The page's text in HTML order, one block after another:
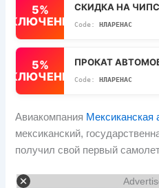
5%
СКИДКА НА
НЛАРЕНАС
5%
ПРОКАТ
НЛАРЕНАС
Авиакомпания Мексиканская
мексиканский,
получил свой первый